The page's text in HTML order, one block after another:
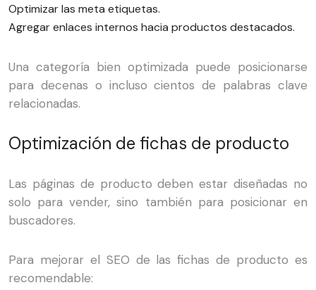
Optimizar las meta etiquetas.
Agregar enlaces internos hacia productos destacados.
Una categoría bien optimizada puede posicionarse
para decenas o incluso cientos de palabras clave
relacionadas.
Optimización de fichas de producto
Las páginas de producto deben estar diseñadas no
solo para vender, sino también para posicionar en
buscadores.
Para mejorar el SEO de las fichas de producto es
recomendable: